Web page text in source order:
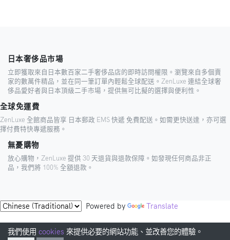
日本奢侈品市場
立即獲取來自日本數百家二手奢侈品店的即時訪問權限。瀏覽來自多個賣
家的數萬件精品，並在同一筆訂單內輕鬆全球配送。ZenLuxe 連結全球奢
侈品愛好者與日本頂級二手市場，提供無可比擬的選擇與便利性。
全球免運費
ZenLuxe 全館商品皆享 日本郵政 EMS 快遞 免費配送。如需更快送達，亦可選
擇付費特快專遞服務。
無憂購物
放心購物，ZenLuxe 提供 30 天退貨與退款保障。如發現任何商品非正
品，我們將 100% 全額退款。
Powered by Translate
我們使用 cookies 來提供必要的網站功能、並改善您的體驗。